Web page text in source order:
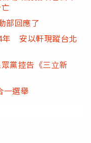
部回應了
年 安以軒現蹤台北
黨控告《三立新
一選舉